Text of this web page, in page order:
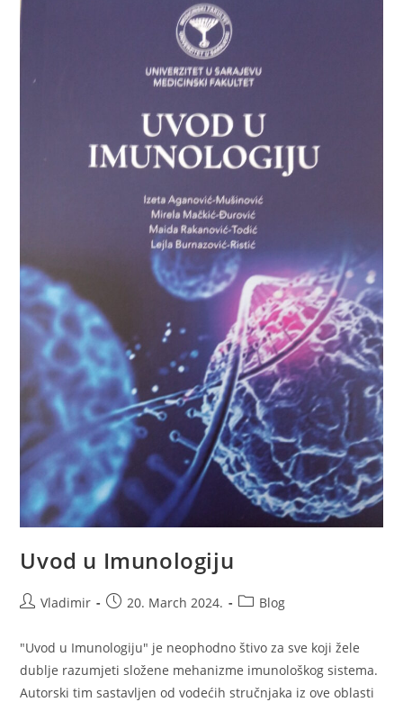
Uvod u Imunologiju
PostVladimir
Post20. March 2024.
PostBlog
"Uvod u Imunologiju" je neophodno štivo za sve koji žele
dublje razumjeti složene mehanizme imunološkog sistema.
Autorski tim sastavljen od vodećih stručnjaka iz ove oblasti